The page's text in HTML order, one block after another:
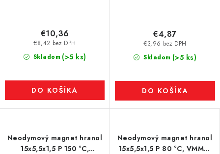
Skladom (>5 ks)
€8,42 bez DPH
€10,36
DO KOŠÍKA
Skladom (>5 ks)
€3,96 bez DPH
€4,87
DO KOŠÍKA
Neodymový magnet hranol
15x5,5x1,5 P 150 °C,
Neodymový magnet hranol
15x5,5x1,5 P 80 °C, VMM8-